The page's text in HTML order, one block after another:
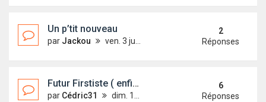
Un p’tit nouveau
par Jackou ven. 3 juil. 2020 11:54
2
Réponses
Futur Firstiste ( enfin j’espère...)
par Cédric31 dim. 16 févr. 2020 13:54
6
Réponses